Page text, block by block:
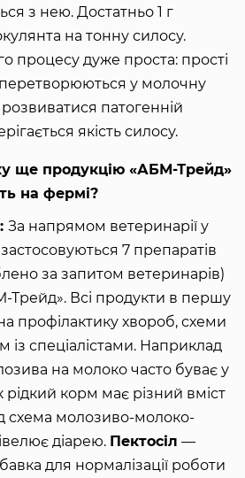
з нею. Достатньо 1 г
на тонну силосу.
процесу дуже проста: прості
перетворюються у молочну
патогенній
якість силосу.
ще продукцію «АБМ-Трейд»
на фермі?
За напрямом ветеринарії у
7 препаратів
за запитом ветеринарів)
Всі продукти в першу
профілактику хвороб, схеми
із спеціалістами. Наприклад
на молоко часто буває у
рідкий корм має різний вміст
схема молозиво-молоко-
діарею. Пектосіл —
для нормалізації роботи